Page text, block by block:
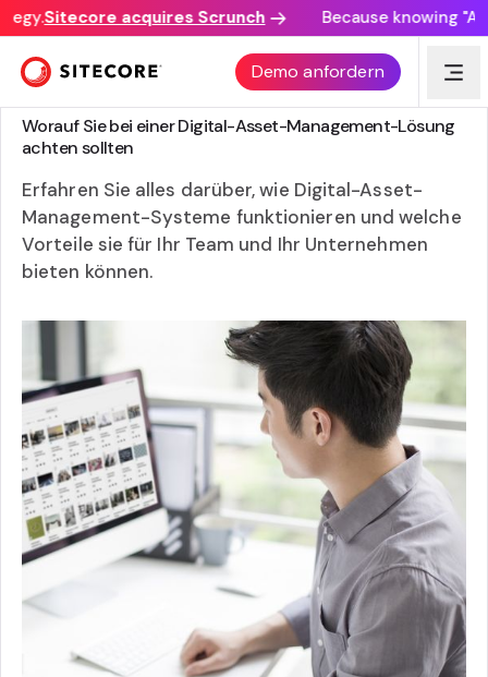
Sitecore acquires Scrunch Because knowing
Demo anfordern
ANLEITUNG
Worauf Sie bei einer Digital-Asset-Management-Lösung
achten sollten
Erfahren Sie alles darüber, wie Digital-Asset-
Management-Systeme funktionieren und welche
Vorteile sie für Ihr Team und Ihr Unternehmen
bieten können.